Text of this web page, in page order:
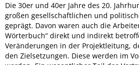
Die 30er und 40er Jahre des 20.
großen gesellschaftlichen und
geprägt. Davon waren auch die
Wörterbuch“ direkt und indirekt
Veränderungen in der Projektleitung,
den Zielsetzungen. Diese werden im